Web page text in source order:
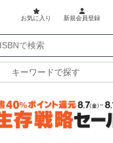
お気に入り 新規会員登録
キーワードで探す